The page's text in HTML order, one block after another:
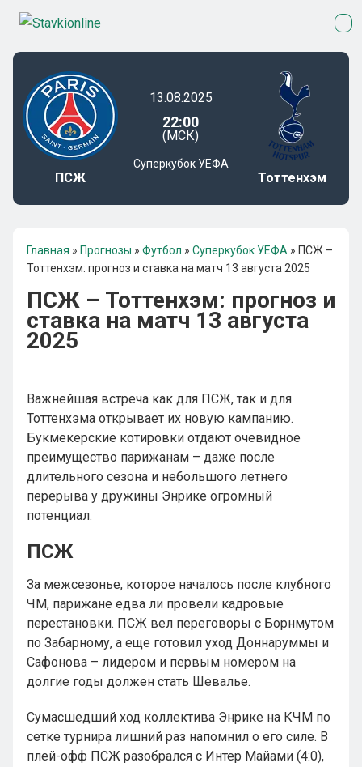
ПСЖ
13.08.2025
22:00
(МСК)
Суперкубок УЕФА
Тоттенхэм
Главная » Прогнозы » Футбол » Суперкубок УЕФА » ПСЖ –
Тоттенхэм: прогноз и ставка на матч 13 августа 2025
ПСЖ – Тоттенхэм: прогноз и
ставка на матч 13 августа
2025
Важнейшая встреча как для ПСЖ, так и для
Тоттенхэма открывает их новую кампанию.
Букмекерские котировки отдают очевидное
преимущество парижанам – даже после
длительного сезона и небольшого летнего
перерыва у дружины Энрике огромный
потенциал.
ПСЖ
За межсезонье, которое началось после клубного
ЧМ, парижане едва ли провели кадровые
перестановки. ПСЖ вел переговоры с Борнмутом
по Забарному, а еще готовил уход Доннаруммы и
Сафонова – лидером и первым номером на
долгие годы должен стать Шевалье.
Сумасшедший ход коллектива Энрике на КЧМ по
сетке турнира лишний раз напомнил о его силе. В
плей-офф ПСЖ разобрался с Интер Майами (4:0),